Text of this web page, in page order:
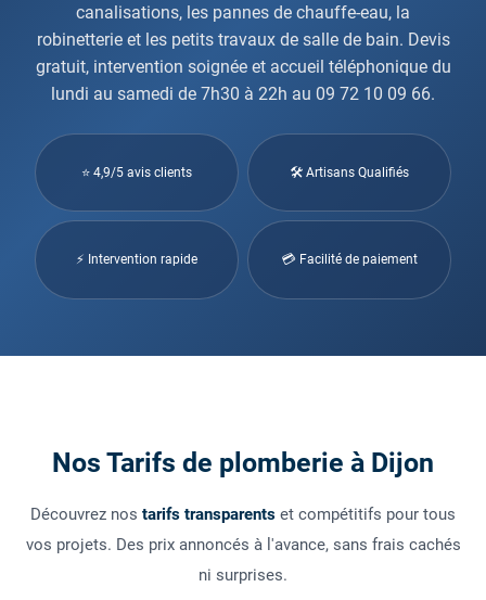
canalisations, les pannes de chauffe-eau, la
robinetterie et les petits travaux de salle de bain. Devis
gratuit, intervention soignée et accueil téléphonique du
lundi au samedi de 7h30 à 22h au 09 72 10 09 66.
⭐ 4,9/5 avis clients 🛠 Artisans Qualifiés
⚡ Intervention rapide 💳 Facilité de paiement
Nos Tarifs de plomberie à Dijon
Découvrez nos tarifs transparents et compétitifs pour tous
vos projets. Des prix annoncés à l'avance, sans frais cachés
ni surprises.